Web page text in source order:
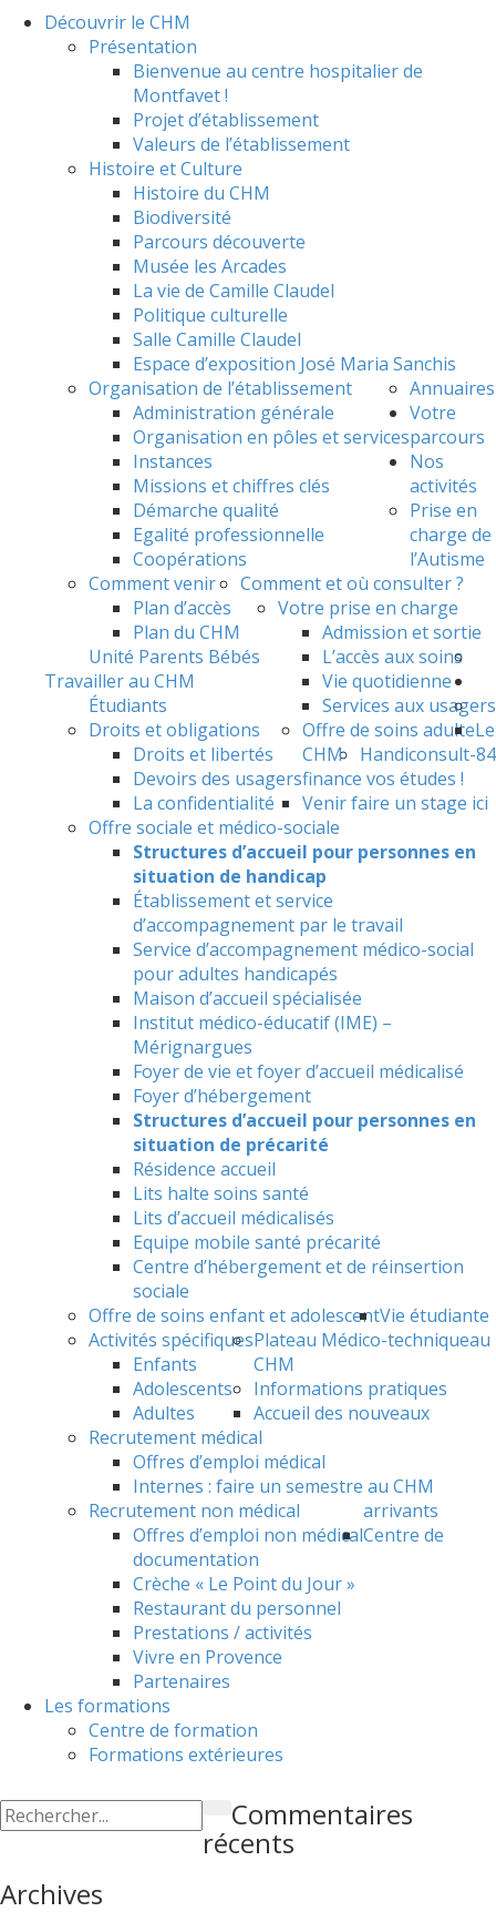
Découvrir le CHM
Présentation
Bienvenue au centre hospitalier de
Montfavet !
Projet d’établissement
Valeurs de l’établissement
Histoire et Culture
Histoire du CHM
Biodiversité
Parcours découverte
Musée les Arcades
La vie de Camille Claudel
Politique culturelle
Salle Camille Claudel
Espace d’exposition José Maria Sanchis
Organisation de l’établissement
Administration générale
Organisation en pôles et services
Instances
Missions et chiffres clés
Démarche qualité
Egalité professionnelle
Coopérations
Annuaires
Comment venir
Plan d’accès
Plan du CHM
Votre
parcours
Comment et où consulter ?
Votre prise en charge
Admission et sortie
L’accès aux soins
Vie quotidienne
Services aux usagers
Droits et obligations
Droits et libertés
Devoirs des usagers
La confidentialité
Nos
activités
Offre de soins adulte
Handiconsult-84
Offre sociale et médico-sociale
Structures d’accueil pour personnes en
situation de handicap
Établissement et service
d’accompagnement par le travail
Service d’accompagnement médico-social
pour adultes handicapés
Maison d’accueil spécialisée
Institut médico-éducatif (IME) –
Mérignargues
Foyer de vie et foyer d’accueil médicalisé
Foyer d’hébergement
Structures d’accueil pour personnes en
situation de précarité
Résidence accueil
Lits halte soins santé
Lits d’accueil médicalisés
Equipe mobile santé précarité
Centre d’hébergement et de réinsertion
sociale
Offre de soins enfant et adolescent
Activités spécifiques
Enfants
Adolescents
Adultes
Plateau Médico-technique
Prise en
charge de
l’Autisme
Unité Parents Bébés
Travailler au CHM
Recrutement médical
Offres d’emploi médical
Internes : faire un semestre au CHM
Étudiants
Le
CHM
finance vos études !
Venir faire un stage ici
Vie étudiante
au
CHM
Recrutement non médical
Offres d’emploi non médical
Informations pratiques
Accueil des nouveaux
arrivants
Centre de
documentation
Crèche « Le Point du Jour »
Restaurant du personnel
Prestations / activités
Vivre en Provence
Partenaires
Les formations
Centre de formation
Formations extérieures
Commentaires
récents
Archives